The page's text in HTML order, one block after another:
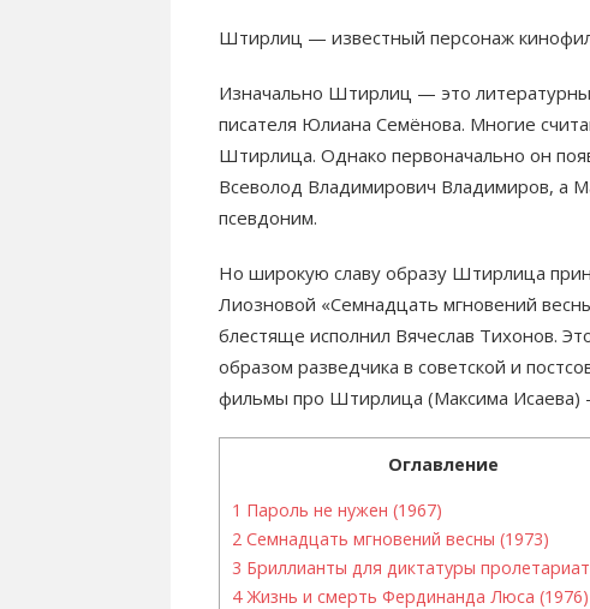
Штирлиц — известный персонаж
Изначально Штирлиц — это
писателя Юлиана Семёнова. Многие
Штирлица. Однако первоначально он
Всеволод Владимирович Владимиров, а
псевдоним.
Но широкую славу образу Штирлица
Лиозновой «Семнадцать мгновений
блестяще иcполнил Вячеслав Тихонов.
образом разведчика в советской и
фильмы про Штирлица (Максима Исаева)
Оглавление
1 Пароль не нужен (1967)
2 Семнадцать мгновений весны (1973)
3 Бриллианты для диктатуры
4Жизнь и смерть Фердинанда Люса (1976)